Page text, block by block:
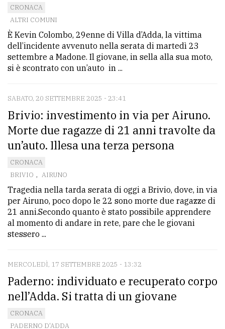
CRONACA
ALTRI COMUNI
È Kevin Colombo, 29enne di Villa d’Adda, la vittima
dell’incidente avvenuto nella serata di martedì 23
settembre a Madone. Il giovane, in sella alla sua moto,
si è scontrato con un’auto in ...
SABATO, 20 SETTEMBRE 2025 - 23:41
Brivio: investimento in via per Airuno.
Morte due ragazze di 21 anni travolte da
un’auto. Illesa una terza persona
CRONACA
BRIVIO , AIRUNO
Tragedia nella tarda serata di oggi a Brivio, dove, in via
per Airuno, poco dopo le 22 sono morte due ragazze di
21 anni.Secondo quanto è stato possibile apprendere
al momento di andare in rete, pare che le giovani
stessero ...
MERCOLEDÌ, 17 SETTEMBRE 2025 - 13:32
Paderno: individuato e recuperato corpo
nell’Adda. Si tratta di un giovane
CRONACA
PADERNO D'ADDA